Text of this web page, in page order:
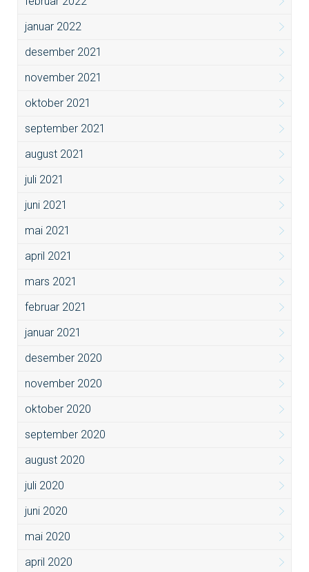
januar 2022
desember 2021
november 2021
oktober 2021
september 2021
august 2021
juli 2021
juni 2021
mai 2021
april 2021
mars 2021
februar 2021
januar 2021
desember 2020
november 2020
oktober 2020
september 2020
august 2020
juli 2020
juni 2020
mai 2020
april 2020